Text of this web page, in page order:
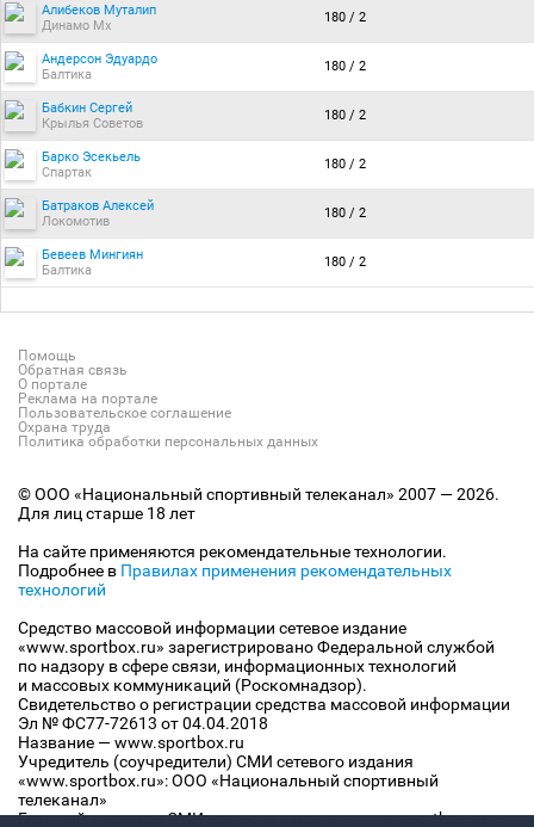
Алибеков Муталип
Динамо Мх
180 / 2
Андерсон Эдуардо
Балтика
180 / 2
Бабкин Сергей
Крылья Советов
180 / 2
Барко Эсекьель
Спартак
180 / 2
Батраков Алексей
Локомотив
180 / 2
Бевеев Мингиян
Балтика
180 / 2
Помощь
Обратная связь
О портале
Реклама на портале
Пользовательское соглашение
Охрана труда
Политика обработки персональных данных
© ООО «Национальный спортивный телеканал» 2007 — 2026.
Для лиц старше 18 лет
На сайте применяются рекомендательные технологии.
Подробнее в Правилах применения рекомендательных
технологий
Средство массовой информации сетевое издание
«www.sportbox.ru» зарегистрировано Федеральной службой
по надзору в сфере связи, информационных технологий
и массовых коммуникаций (Роскомнадзор).
Свидетельство о регистрации средства массовой информации
Эл № ФС77-72613 от 04.04.2018
Название — www.sportbox.ru
Учредитель (соучредители) СМИ сетевого издания
«www.sportbox.ru»: ООО «Национальный спортивный
телеканал»
Главный редактор СМИ сетевого издания «www.sportbox.ru»: